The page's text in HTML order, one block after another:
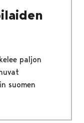
paljon
suomen